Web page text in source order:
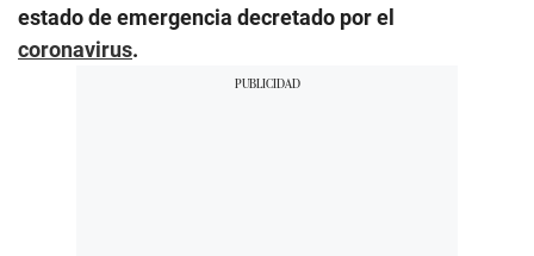
estado de emergencia decretado por el
coronavirus.